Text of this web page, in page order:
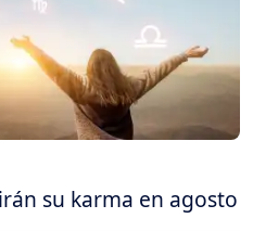
su karma en agosto